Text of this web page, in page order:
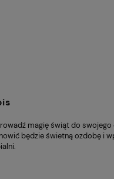
magię świąt do swojego
będzie świetną ozdobę i